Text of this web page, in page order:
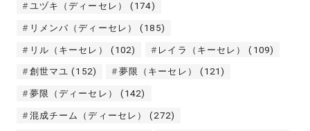
ユヅキ（ディーセレ） (174)
リメンバ（ディーセレ） (185)
リル（キーセレ） (102) レイラ（キーセレ） (109)
創世マユ (152) 夢限（キーセレ） (121)
夢限（ディーセレ） (142)
混成チーム（ディーセレ） (272)